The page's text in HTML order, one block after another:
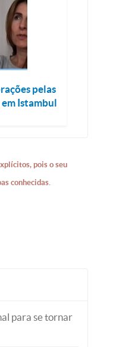
pelas
Istambul
pois o seu
conhecidas.
para se tornar